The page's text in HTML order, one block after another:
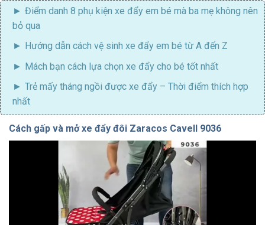
Điểm danh 8 phụ kiện xe đẩy em bé mà ba mẹ không nên
bỏ qua
Hướng dẫn cách vệ sinh xe đẩy em bé từ A đến Z
Mách bạn cách lựa chọn xe đẩy cho bé tốt nhất
Trẻ mấy tháng ngồi được xe đẩy – Thời điểm thích hợp
nhất
Cách gấp và mở xe đẩy đôi Zaracos Cavell 9036